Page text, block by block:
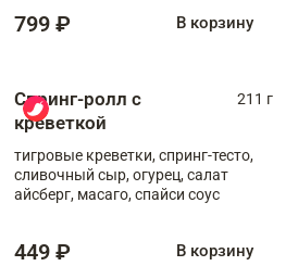
799 ₽ В корзину
Спринг-ролл с
креветкой
211 г
тигровые креветки, спринг-тесто,
сливочный сыр, огурец, салат
айсберг, масаго, спайси соус
449 ₽ В корзину